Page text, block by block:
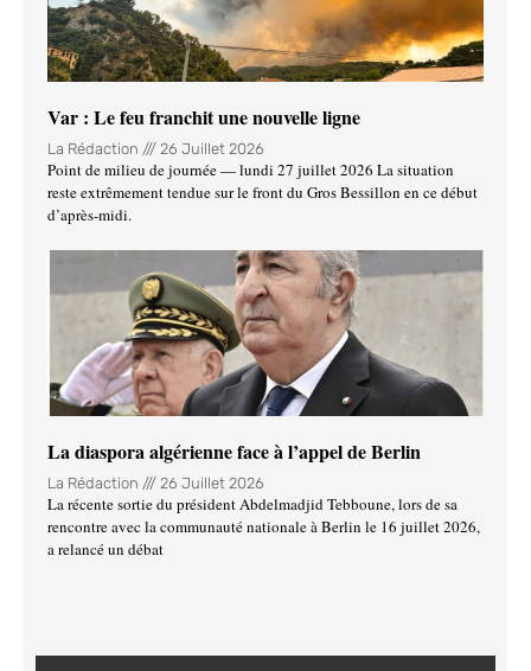
Var : Le feu franchit une nouvelle ligne
La Rédaction 26 Juillet 2026
Point de milieu de journée — lundi 27 juillet 2026 La situation
reste extrêmement tendue sur le front du Gros Bessillon en ce début
d’après-midi.
La diaspora algérienne face à l’appel de Berlin
La Rédaction 26 Juillet 2026
La récente sortie du président Abdelmadjid Tebboune, lors de sa
rencontre avec la communauté nationale à Berlin le 16 juillet 2026,
a relancé un débat